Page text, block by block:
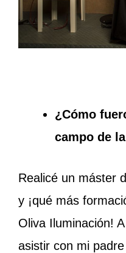
¿Cómo
campo de
Realicé un máster
y ¡qué más
Oliva Iluminación!
asistir con mi